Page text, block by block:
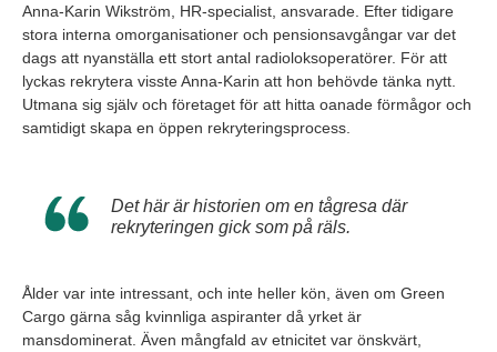
Anna-Karin Wikström, HR-specialist, ansvarade. Efter tidigare
stora interna omorganisationer och pensionsavgångar var det
dags att nyanställa ett stort antal radioloksoperatörer. För att
lyckas rekrytera visste Anna-Karin att hon behövde tänka nytt.
Utmana sig själv och företaget för att hitta oanade förmågor och
samtidigt skapa en öppen rekryteringsprocess.
Det här är historien om en tågresa där
rekryteringen gick som på räls.
Ålder var inte intressant, och inte heller kön, även om Green
Cargo gärna såg kvinnliga aspiranter då yrket är
mansdominerat. Även mångfald av etnicitet var önskvärt,